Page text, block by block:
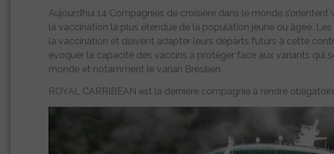
Aujourd’hui 14 Compagnies de croisière dans le monde
la vaccination la plus étendue de la population jeune ou âgée.
la vaccination et doivent adapter leurs départs futurs à cette
évoquer la capacité des vaccins à protéger face aux variants qui
monde et notamment le varian Brésilien.
ROYAL CARRIBEAN est la dernière compagnie à rendre